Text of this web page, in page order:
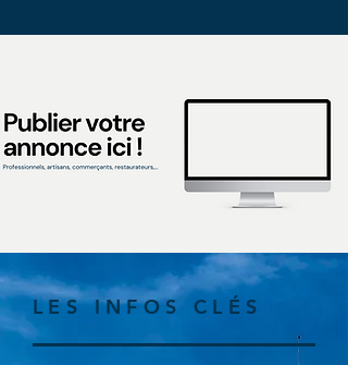
LES INFOS CLÉS